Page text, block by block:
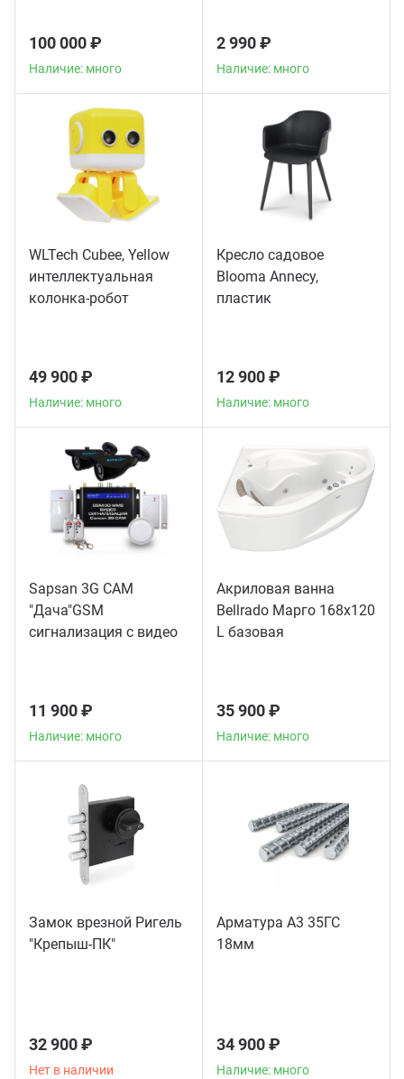
100 000 ₽
Наличие: много
2 990 ₽
Наличие: много
WLTech Cubee, Yellow
интеллектуальная
колонка-робот
49 900 ₽
Наличие: много
Кресло садовое
Blooma Annecy,
пластик
12 900 ₽
Наличие: много
Sapsan 3G CAM
"Дача"GSM
сигнализация с видео
11 900 ₽
Наличие: много
Акриловая ванна
Bellrado Марго 168x120
L базовая
35 900 ₽
Наличие: много
Замок врезной Ригель
"Крепыш-ПК"
32 900 ₽
Нет в наличии
Арматура А3 35ГС
18мм
34 900 ₽
Наличие: много